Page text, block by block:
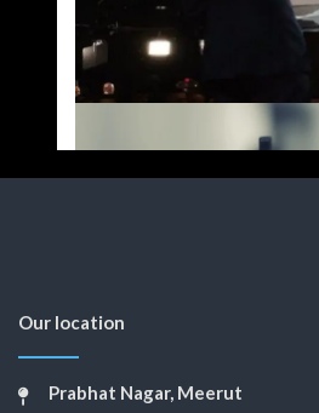
Our location
Prabhat Nagar, Meerut